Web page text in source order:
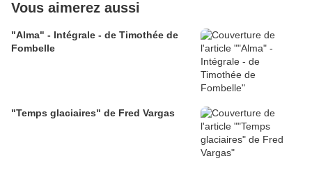
Vous aimerez aussi
"Alma" - Intégrale - de Timothée de
Fombelle
"Temps glaciaires" de Fred Vargas